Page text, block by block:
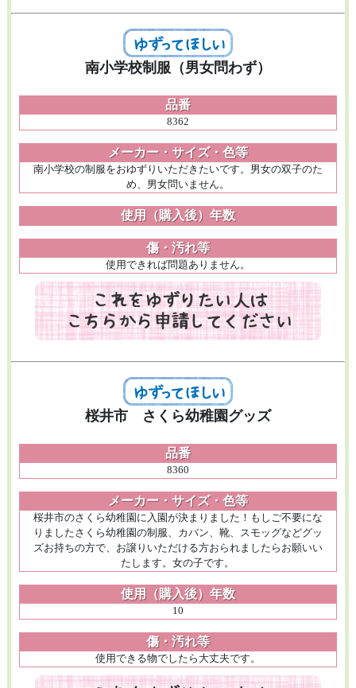
南小学校制服（男女問わず）
品番
8362
メーカー・サイズ・色等
南小学校の制服をおゆずりいただきたいです。男女の双子のた
め、男女問いません。
使用（購入後）年数
傷・汚れ等
使用できれば問題ありません。
桜井市 さくら幼稚園グッズ
品番
8360
メーカー・サイズ・色等
桜井市のさくら幼稚園に入園が決まりました！もしご不要にな
りましたさくら幼稚園の制服、カバン、靴、スモッグなどグッ
ズお持ちの方で、お譲りいただける方おられましたらお願いい
たします。女の子です。
使用（購入後）年数
10
傷・汚れ等
使用できる物でしたら大丈夫です。